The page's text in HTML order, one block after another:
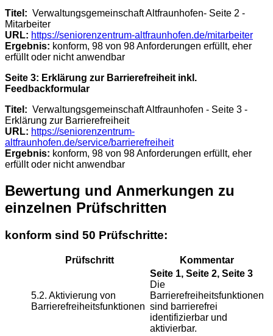
Titel: Verwaltungsgemeinschaft Altfraunhofen- Seite 2 -
Mitarbeiter
URL: https://seniorenzentrum-altfraunhofen.de/mitarbeiter
Ergebnis: konform, 98 von 98 Anforderungen erfüllt, eher
erfüllt oder nicht anwendbar
Seite 3: Erklärung zur Barrierefreiheit inkl.
Feedbackformular
Titel: Verwaltungsgemeinschaft Altfraunhofen - Seite 3 -
Erklärung zur Barrierefreiheit
URL: https://seniorenzentrum-
altfraunhofen.de/service/barrierefreiheit
Ergebnis: konform, 98 von 98 Anforderungen erfüllt, eher
erfüllt oder nicht anwendbar
Bewertung und Anmerkungen zu
einzelnen Prüfschritten
konform sind 50 Prüfschritte:
Prüfschritt Kommentar
5.2. Aktivierung von
Barrierefreiheitsfunktionen
Seite 1, Seite 2, Seite 3
Die
Barrierefreiheitsfunktionen
sind barrierefrei
identifizierbar und
aktivierbar.